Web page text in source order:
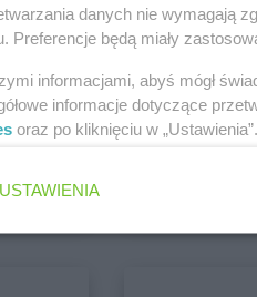
Intermarche
Intermarche
Intermarche
BRICOMARCHE
danych nie wymagają
Preferencje będą miały
informacjami, abyś mógł
informacje dotyczące
oraz po kliknięciu w „Ustawienia”.
USTAWIENIA